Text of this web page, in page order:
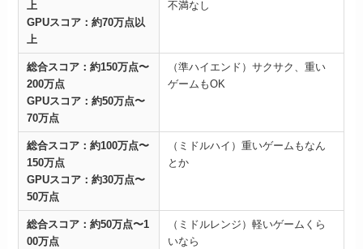
上
GPUスコア：約70万点以
上
不満なし
総合スコア：約150万点〜
200万点
GPUスコア：約50万点〜
70万点
（準ハイエンド）サクサク、重い
ゲームもOK
総合スコア：約100万点〜
150万点
GPUスコア：約30万点〜
50万点
（ミドルハイ）重いゲームもなん
とか
総合スコア：約50万点〜1
00万点
（ミドルレンジ）軽いゲームくら
いなら